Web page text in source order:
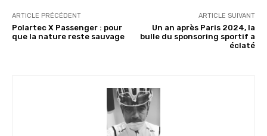
ARTICLE PRÉCÉDENT
Polartec X Passenger : pour
que la nature reste sauvage
ARTICLE SUIVANT
Un an après Paris 2024, la
bulle du sponsoring sportif a
éclaté